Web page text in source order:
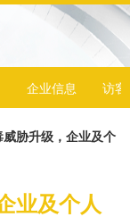
企业信息 访客
威胁升级，企业及个
业及个人